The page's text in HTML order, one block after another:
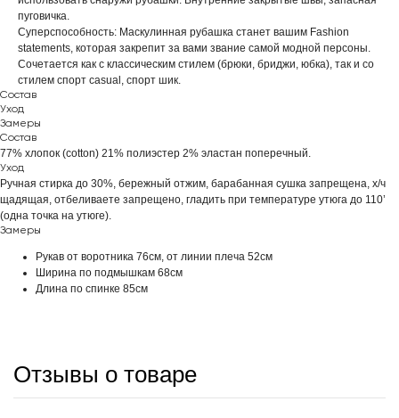
пуговичка.
Суперспособность: Маскулинная рубашка станет вашим Fashion
statements, которая закрепит за вами звание самой модной персоны.
Сочетается как с классическим стилем (брюки, бриджи, юбка), так и со
стилем спорт casual, спорт шик.
Состав
Уход
Замеры
Состав
77% хлопок (cotton) 21% полиэстер 2% эластан поперечный.
Уход
Ручная стирка до 30%, бережный отжим, барабанная сушка запрещена, х/ч
щадящая, отбеливаете запрещено, гладить при температуре утюга до 110’
(одна точка на утюге).
Замеры
Рукав от воротника 76см, от линии плеча 52см
Ширина по подмышкам 68см
Длина по спинке 85см
Отзывы о товаре